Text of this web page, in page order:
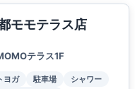
モモテラス店
テラス1F
ヨガ 駐車場
シャワー